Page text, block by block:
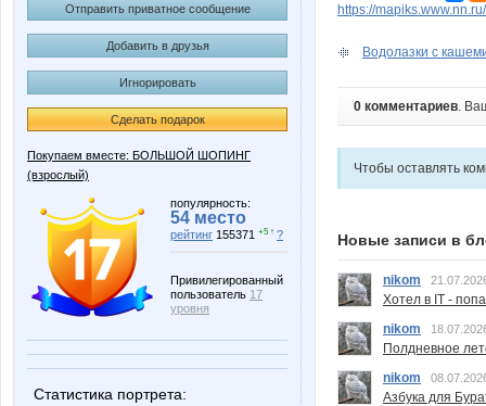
Отправить приватное сообщение
Добавить в друзья
Игнорировать
Сделать подарок
Покупаем вместе: БОЛЬШОЙ ШОПИНГ
(взрослый)
популярность:
54 место
рейтинг 155371 +5 ↑ ?
Привилегированный
пользователь 17
уровня
Статистика портрета:
https://mapiks.www.nn.ru/
Водолазки с
0 комментариев.
Чтобы оставлять
Новые записи в
nikom
Хотел в IT -
nikom
Полдневное
nikom
Азбука для